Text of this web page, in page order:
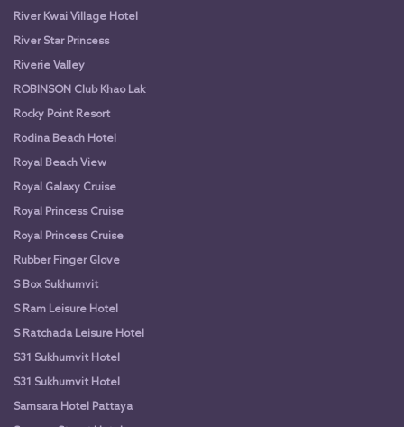
River Kwai Village Hotel
River Star Princess
Riverie Valley
ROBINSON Club Khao Lak
Rocky Point Resort
Rodina Beach Hotel
Royal Beach View
Royal Galaxy Cruise
Royal Princess Cruise
Royal Princess Cruise
Rubber Finger Glove
S Box Sukhumvit
S Ram Leisure Hotel
S Ratchada Leisure Hotel
S31 Sukhumvit Hotel
S31 Sukhumvit Hotel
Samsara Hotel Pattaya